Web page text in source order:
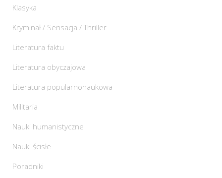
Klasyka
Kryminał / Sensacja / Thriller
Literatura faktu
Literatura obyczajowa
Literatura popularnonaukowa
Militaria
Nauki humanistyczne
Nauki ścisłe
Poradniki